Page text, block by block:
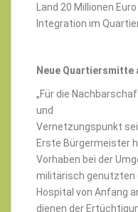
Land 20 Millionen
Integration im
Neue
„Für die
und
Vernetzungspunkt
Erste Bürgermeister
Vorhaben bei der
militärisch genutzten
Hospital von Anfang
dienen der